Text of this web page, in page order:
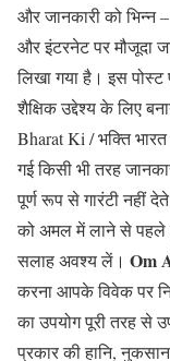
और जानकारी को भिन्न
और इंटरनेट पर मौजूदा
लिखा गया है। इस पोस्ट
शैक्षिक उद्देश्य के लिए
Bharat Ki / भक्ति
गई किसी भी तरह
पूर्ण रूप से गारंटी नहीं
को अमल में लाने से पहले
सलाह अवश्य लें। Om
करना आपके विवेक पर
का उपयोग पूरी तरह से
प्रकार की हानि,